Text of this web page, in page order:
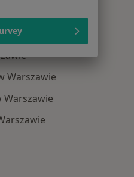
Warszawie
Warszawie